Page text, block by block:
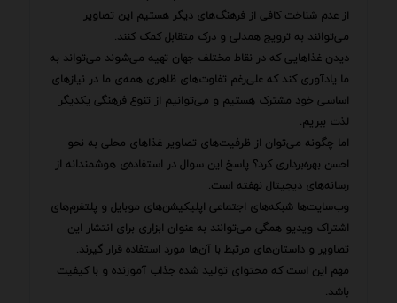
از عدم شناخت کافی از فرهنگ‌های دیگر هستیم این تصاویر
می‌توانند به ترویج همدلی و درک متقابل کمک کنند.
دیدن غذاهایی که در نقاط مختلف جهان تهیه می‌شوند می‌تواند به
ما یادآوری کند که علی‌رغم تفاوت‌های ظاهری همه‌ی ما در نیازهای
اساسی خود مشترک هستیم و می‌توانیم از تنوع فرهنگی یکدیگر
لذت ببریم.
اما چگونه می‌توان از ظرفیت‌های تصاویر غذاهای محلی به نحو
احسن بهره‌برداری کرد؟ پاسخ این سوال در استفاده‌ی هوشمندانه از
رسانه‌های دیجیتال نهفته است.
وب‌سایت‌ها شبکه‌های اجتماعی اپلیکیشن‌های موبایل و پلتفرم‌های
اشتراک ویدیو همگی می‌توانند به عنوان ابزاری برای انتشار این
تصاویر و داستان‌های مرتبط با آن‌ها مورد استفاده قرار گیرند.
مهم این است که محتوای تولید شده جذاب آموزنده و با کیفیت
باشد.